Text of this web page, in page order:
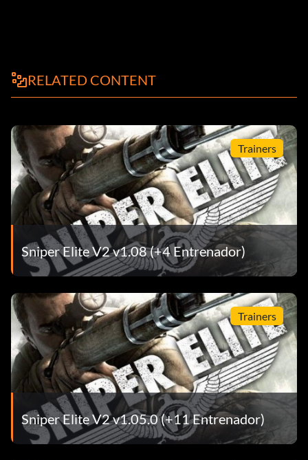
RELATED CONTENT
Trainers
Sniper Elite V2 v1.08 (+4 Entrenador)
Trainers
Sniper Elite V2 v1.05.0 (+11 Entrenador)